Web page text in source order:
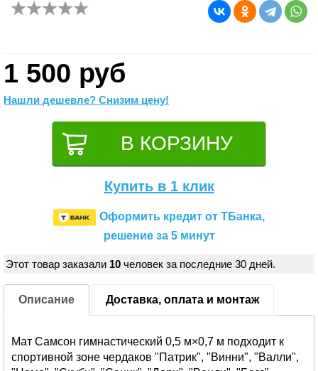
1 500 руб
Нашли дешевле? Снизим цену!
Купить в 1 клик
Оформить кредит от ТБанка,
решение за 5 минут
Этот товар заказали 10 человек за последние 30 дней.
Описание Доставка, оплата и монтаж
Мат Самсон гимнастический 0,5 м×0,7 м подходит к
спортивной зоне чердаков "Патрик", "Винни", "Валли",